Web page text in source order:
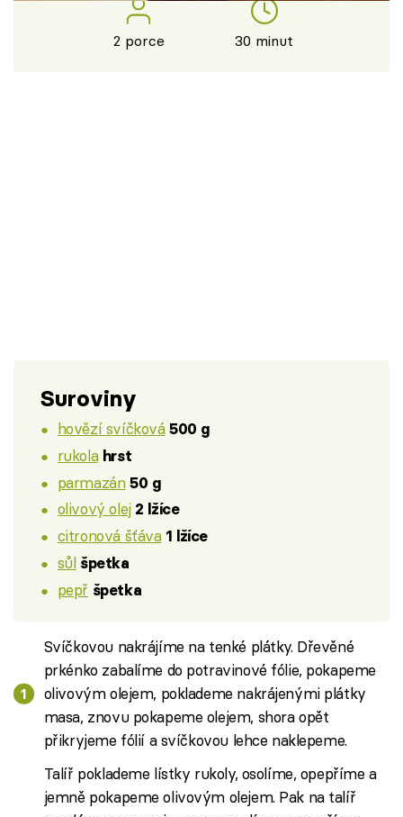
Škola vaření
2 porce 30 minut
Suroviny
hovězí svíčková 500 g
rukola hrst
parmazán 50 g
olivový olej 2 lžíce
citronová šťáva 1 lžíce
sůl špetka
pepř špetka
Svíčkovou nakrájíme na tenké plátky. Dřevěné
prkénko zabalíme do potravinové fólie, pokapeme
olivovým olejem, poklademe nakrájenými plátky
masa, znovu pokapeme olejem, shora opět
přikryjeme fólií a svíčkovou lehce naklepeme.
Talíř poklademe lístky rukoly, osolíme, opepříme a
jemně pokapeme olivovým olejem. Pak na talíř